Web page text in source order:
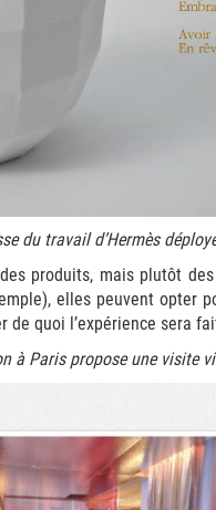
du travail d’Hermès
produits, mais plutôt
elles peuvent opter
de quoi l’expérience sera
à Paris propose une visite